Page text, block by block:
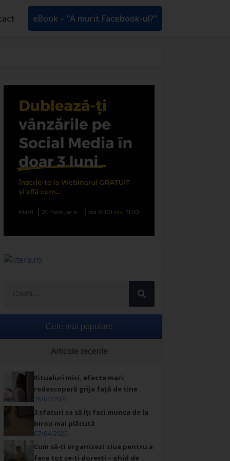
eBook – ”A murit Facebook-ul?”
Cele mai populare
Articole recente
Ritualuri mici, efecte mari:
redescoperă grija față de tine
16/04/2025
3 sfaturi ca să îți faci munca de la
birou mai plăcută
07/04/2025
Cum să-ți organizezi ziua pentru a
face tot ce-ți dorești – ghid de